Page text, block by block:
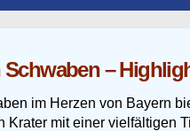
–
im Herzen von Bayern
mit einer